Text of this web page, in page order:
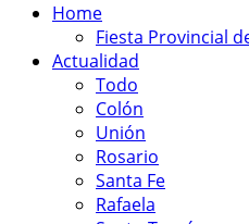
Home
Fiesta Provincial
Actualidad
Todo
Colón
Unión
Rosario
Santa Fe
Rafaela